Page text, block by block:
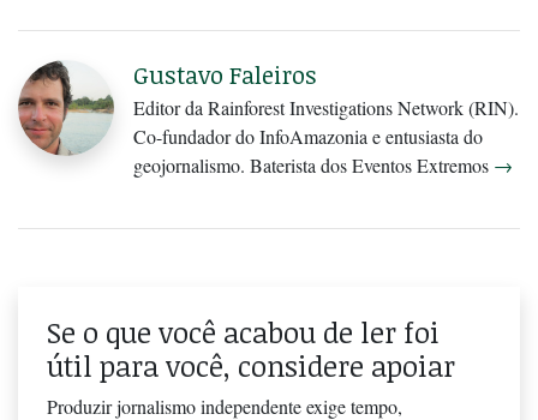
Gustavo Faleiros
Editor da Rainforest Investigations Network (RIN).
Co-fundador do InfoAmazonia e entusiasta do
geojornalismo. Baterista dos Eventos Extremos →
Se o que você acabou de ler foi
útil para você, considere apoiar
Produzir jornalismo independente exige tempo,